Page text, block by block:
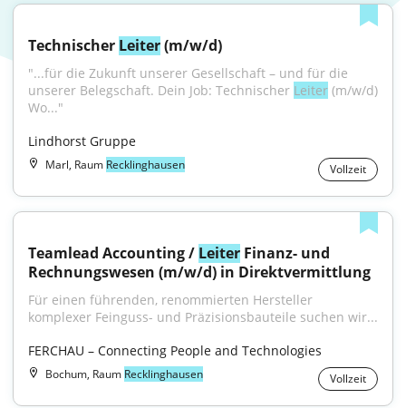
Technischer Leiter (m/w/d)
"...für die Zukunft unserer Gesellschaft – und für die
unserer Belegschaft. Dein Job: Technischer Leiter (m/w/d)
Wo..."
Lindhorst Gruppe
Marl, Raum Recklinghausen Vollzeit
Teamlead Accounting / Leiter Finanz- und
Rechnungswesen (m/w/d) in Direktvermittlung
Für einen führenden, renommierten Hersteller
komplexer Feinguss- und Präzisionsbauteile suchen wir...
FERCHAU – Connecting People and Technologies
Bochum, Raum Recklinghausen Vollzeit